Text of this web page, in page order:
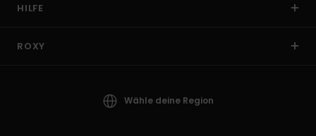
HILFE
ROXY
Wähle deine Region